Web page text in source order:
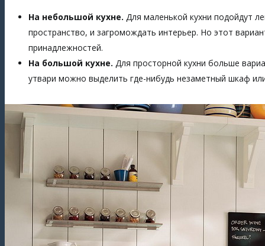
На небольшой кухне. Для маленькой кухни подойдут
пространство, и загромождать интерьер. Но этот
принадлежностей.
На большой кухне. Для просторной кухни больше
утвари можно выделить где-нибудь незаметный шкаф